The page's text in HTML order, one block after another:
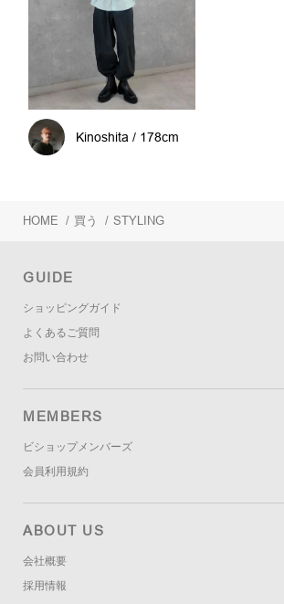
Kinoshita / 178cm
HOME / 買う / STYLING
GUIDE
ショッピングガイド
よくあるご質問
お問い合わせ
MEMBERS
ビショップメンバーズ
会員利用規約
ABOUT US
会社概要
採用情報